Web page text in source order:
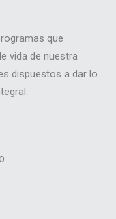
que
vida de nuestra
dispuestos a dar lo